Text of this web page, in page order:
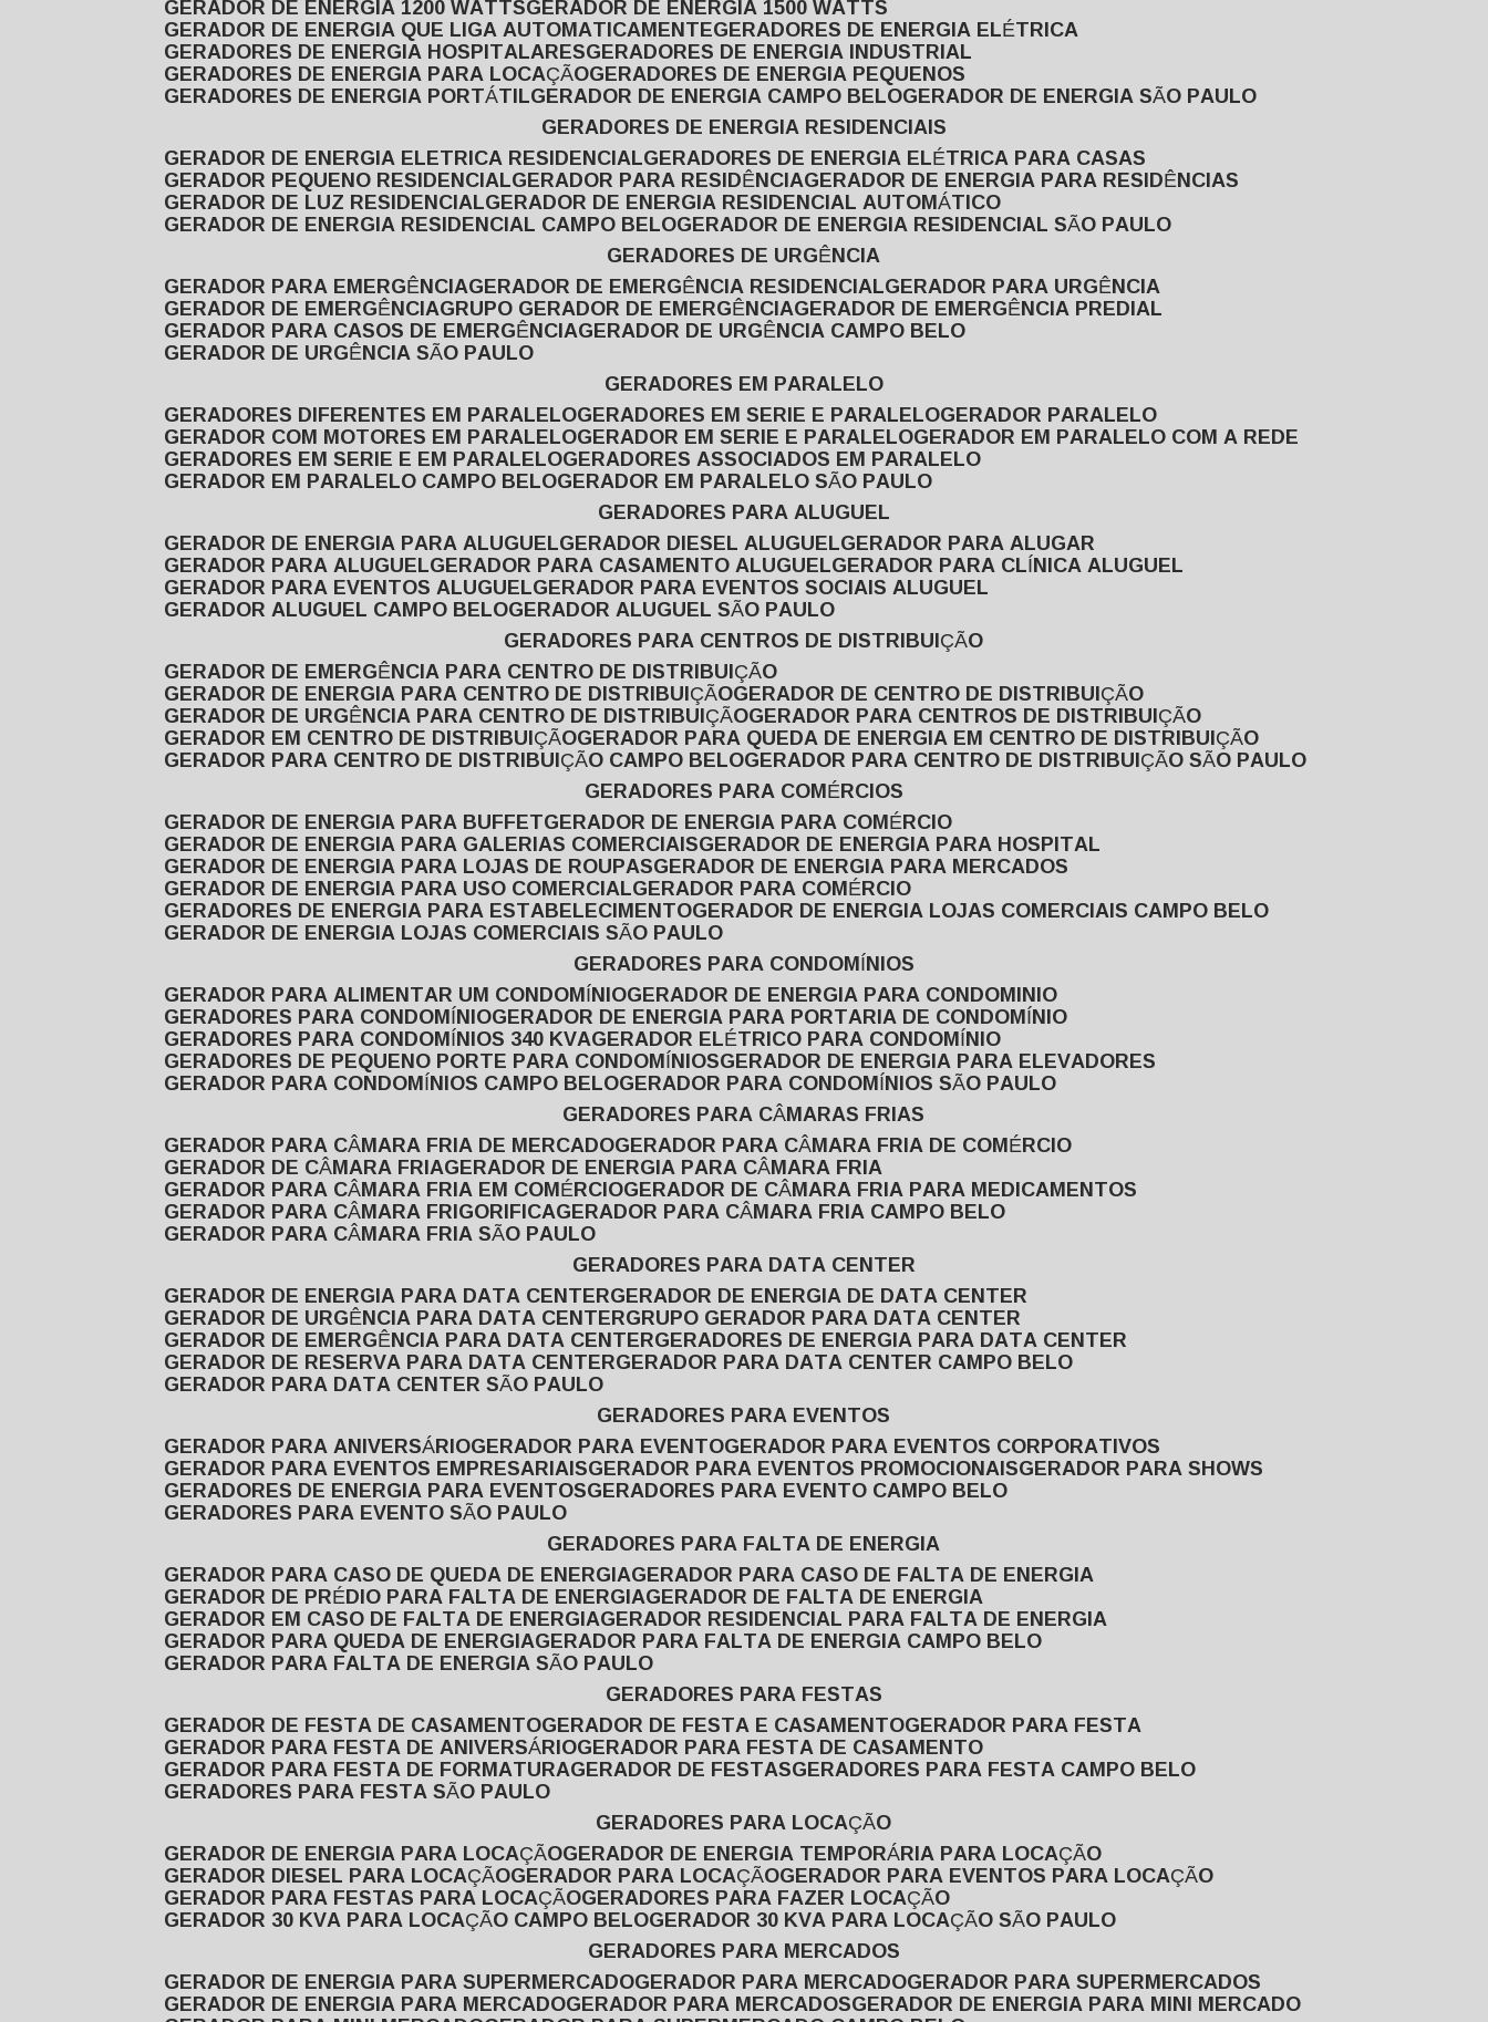
GERADOR DE ENERGIA QUE LIGA AUTOMATICAMENTE GERADORES DE ENERGIA ELÉTRICA
GERADORES DE ENERGIA HOSPITALARES GERADORES DE ENERGIA INDUSTRIAL
GERADORES DE ENERGIA PARA LOCAÇÃO GERADORES DE ENERGIA PEQUENOS
GERADORES DE ENERGIA PORTÁTIL GERADOR DE ENERGIA CAMPO BELO GERADOR DE ENERGIA SÃO PAULO
GERADORES DE ENERGIA RESIDENCIAIS
GERADOR DE ENERGIA ELETRICA RESIDENCIAL GERADORES DE ENERGIA ELÉTRICA PARA CASAS
GERADOR PEQUENO RESIDENCIAL GERADOR PARA RESIDÊNCIA GERADOR DE ENERGIA PARA RESIDÊNCIAS
GERADOR DE LUZ RESIDENCIAL GERADOR DE ENERGIA RESIDENCIAL AUTOMÁTICO
GERADOR DE ENERGIA RESIDENCIAL CAMPO BELO GERADOR DE ENERGIA RESIDENCIAL SÃO PAULO
GERADORES DE URGÊNCIA
GERADOR PARA EMERGÊNCIA GERADOR DE EMERGÊNCIA RESIDENCIAL GERADOR PARA URGÊNCIA
GERADOR DE EMERGÊNCIA GRUPO GERADOR DE EMERGÊNCIA GERADOR DE EMERGÊNCIA PREDIAL
GERADOR PARA CASOS DE EMERGÊNCIA GERADOR DE URGÊNCIA CAMPO BELO
GERADOR DE URGÊNCIA SÃO PAULO
GERADORES EM PARALELO
GERADORES DIFERENTES EM PARALELO GERADORES EM SERIE E PARALELO GERADOR PARALELO
GERADOR COM MOTORES EM PARALELO GERADOR EM SERIE E PARALELO GERADOR EM PARALELO COM A REDE
GERADORES EM SERIE E EM PARALELO GERADORES ASSOCIADOS EM PARALELO
GERADOR EM PARALELO CAMPO BELO GERADOR EM PARALELO SÃO PAULO
GERADORES PARA ALUGUEL
GERADOR DE ENERGIA PARA ALUGUEL GERADOR DIESEL ALUGUEL GERADOR PARA ALUGAR
GERADOR PARA ALUGUEL GERADOR PARA CASAMENTO ALUGUEL GERADOR PARA CLÍNICA ALUGUEL
GERADOR PARA EVENTOS ALUGUEL GERADOR PARA EVENTOS SOCIAIS ALUGUEL
GERADOR ALUGUEL CAMPO BELO GERADOR ALUGUEL SÃO PAULO
GERADORES PARA CENTROS DE DISTRIBUIÇÃO
GERADOR DE EMERGÊNCIA PARA CENTRO DE DISTRIBUIÇÃO
GERADOR DE ENERGIA PARA CENTRO DE DISTRIBUIÇÃO GERADOR DE CENTRO DE DISTRIBUIÇÃO
GERADOR DE URGÊNCIA PARA CENTRO DE DISTRIBUIÇÃO GERADOR PARA CENTROS DE DISTRIBUIÇÃO
GERADOR EM CENTRO DE DISTRIBUIÇÃO GERADOR PARA QUEDA DE ENERGIA EM CENTRO DE DISTRIBUIÇÃO
GERADOR PARA CENTRO DE DISTRIBUIÇÃO CAMPO BELO GERADOR PARA CENTRO DE DISTRIBUIÇÃO SÃO PAULO
GERADORES PARA COMÉRCIOS
GERADOR DE ENERGIA PARA BUFFET GERADOR DE ENERGIA PARA COMÉRCIO
GERADOR DE ENERGIA PARA GALERIAS COMERCIAIS GERADOR DE ENERGIA PARA HOSPITAL
GERADOR DE ENERGIA PARA LOJAS DE ROUPAS GERADOR DE ENERGIA PARA MERCADOS
GERADOR DE ENERGIA PARA USO COMERCIAL GERADOR PARA COMÉRCIO
GERADORES DE ENERGIA PARA ESTABELECIMENTO GERADOR DE ENERGIA LOJAS COMERCIAIS CAMPO BELO
GERADOR DE ENERGIA LOJAS COMERCIAIS SÃO PAULO
GERADORES PARA CONDOMÍNIOS
GERADOR PARA ALIMENTAR UM CONDOMÍNIO GERADOR DE ENERGIA PARA CONDOMINIO
GERADORES PARA CONDOMÍNIO GERADOR DE ENERGIA PARA PORTARIA DE CONDOMÍNIO
GERADORES PARA CONDOMÍNIOS 340 KVA GERADOR ELÉTRICO PARA CONDOMÍNIO
GERADORES DE PEQUENO PORTE PARA CONDOMÍNIOS GERADOR DE ENERGIA PARA ELEVADORES
GERADOR PARA CONDOMÍNIOS CAMPO BELO GERADOR PARA CONDOMÍNIOS SÃO PAULO
GERADORES PARA CÂMARAS FRIAS
GERADOR PARA CÂMARA FRIA DE MERCADO GERADOR PARA CÂMARA FRIA DE COMÉRCIO
GERADOR DE CÂMARA FRIA GERADOR DE ENERGIA PARA CÂMARA FRIA
GERADOR PARA CÂMARA FRIA EM COMÉRCIO GERADOR DE CÂMARA FRIA PARA MEDICAMENTOS
GERADOR PARA CÂMARA FRIGORIFICA GERADOR PARA CÂMARA FRIA CAMPO BELO
GERADOR PARA CÂMARA FRIA SÃO PAULO
GERADORES PARA DATA CENTER
GERADOR DE ENERGIA PARA DATA CENTER GERADOR DE ENERGIA DE DATA CENTER
GERADOR DE URGÊNCIA PARA DATA CENTER GRUPO GERADOR PARA DATA CENTER
GERADOR DE EMERGÊNCIA PARA DATA CENTER GERADORES DE ENERGIA PARA DATA CENTER
GERADOR DE RESERVA PARA DATA CENTER GERADOR PARA DATA CENTER CAMPO BELO
GERADOR PARA DATA CENTER SÃO PAULO
GERADORES PARA EVENTOS
GERADOR PARA ANIVERSÁRIO GERADOR PARA EVENTO GERADOR PARA EVENTOS CORPORATIVOS
GERADOR PARA EVENTOS EMPRESARIAIS GERADOR PARA EVENTOS PROMOCIONAIS GERADOR PARA SHOWS
GERADORES DE ENERGIA PARA EVENTOS GERADORES PARA EVENTO CAMPO BELO
GERADORES PARA EVENTO SÃO PAULO
GERADORES PARA FALTA DE ENERGIA
GERADOR PARA CASO DE QUEDA DE ENERGIA GERADOR PARA CASO DE FALTA DE ENERGIA
GERADOR DE PRÉDIO PARA FALTA DE ENERGIA GERADOR DE FALTA DE ENERGIA
GERADOR EM CASO DE FALTA DE ENERGIA GERADOR RESIDENCIAL PARA FALTA DE ENERGIA
GERADOR PARA QUEDA DE ENERGIA GERADOR PARA FALTA DE ENERGIA CAMPO BELO
GERADOR PARA FALTA DE ENERGIA SÃO PAULO
GERADORES PARA FESTAS
GERADOR DE FESTA DE CASAMENTO GERADOR DE FESTA E CASAMENTO GERADOR PARA FESTA
GERADOR PARA FESTA DE ANIVERSÁRIO GERADOR PARA FESTA DE CASAMENTO
GERADOR PARA FESTA DE FORMATURA GERADOR DE FESTAS GERADORES PARA FESTA CAMPO BELO
GERADORES PARA FESTA SÃO PAULO
GERADORES PARA LOCAÇÃO
GERADOR DE ENERGIA PARA LOCAÇÃO GERADOR DE ENERGIA TEMPORÁRIA PARA LOCAÇÃO
GERADOR DIESEL PARA LOCAÇÃO GERADOR PARA LOCAÇÃO GERADOR PARA EVENTOS PARA LOCAÇÃO
GERADOR PARA FESTAS PARA LOCAÇÃO GERADORES PARA FAZER LOCAÇÃO
GERADOR 30 KVA PARA LOCAÇÃO CAMPO BELO GERADOR 30 KVA PARA LOCAÇÃO SÃO PAULO
GERADORES PARA MERCADOS
GERADOR DE ENERGIA PARA SUPERMERCADO GERADOR PARA MERCADO GERADOR PARA SUPERMERCADOS
GERADOR DE ENERGIA PARA MERCADO GERADOR PARA MERCADOS GERADOR DE ENERGIA PARA MINI MERCADO